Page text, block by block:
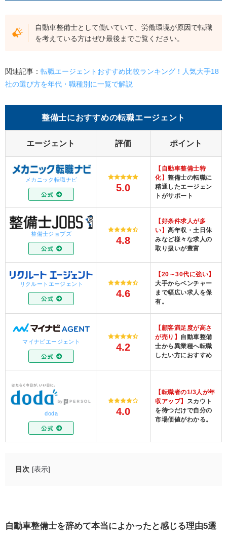
自動車整備士として働いていて、労働環境が原因で転職
を考えている方はぜひ最後までご覧ください。
関連記事： 転職エージェントおすすめ比較ランキング！人気大手18
社の選び方を年代・職種別に一覧で解説
整備士におすすめの転職エージェント
エージェント 評価 ポイント
メカニック転職ナビ
5.0
【自動車整備士特
化】整備士の転職に
精通したエージェン
トがサポート
整備士ジョブズ
4.8
【好条件求人が多
い】高年収・土日休
みなど様々な求人の
取り扱いが豊富
リクルートエージェント
4.6
【20～30代に強い】
大手からベンチャー
まで幅広い求人を保
有。
マイナビエージェント
4.2
【顧客満足度が高さ
が売り】 自動車整備
士から異業種へ転職
したい方におすすめ
doda 4.0
【転職者の1/3人が年
収アップ】 スカウト
を待つだけで自分の
市場価値がわかる。
目次 [表示]
休みが増えた
自動車整備士を辞めて本当によかったと感じる理由5選